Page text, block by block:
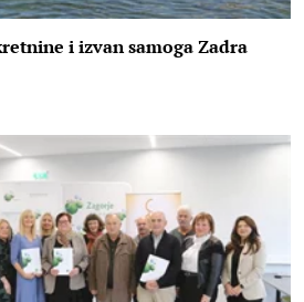
i izvan samoga Zadra